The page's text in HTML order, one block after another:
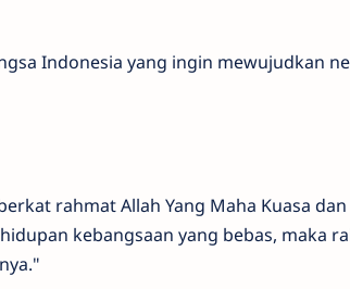
Indonesia yang ingin mewujudkan
rahmat Allah Yang Maha Kuasa
kebangsaan yang bebas, maka